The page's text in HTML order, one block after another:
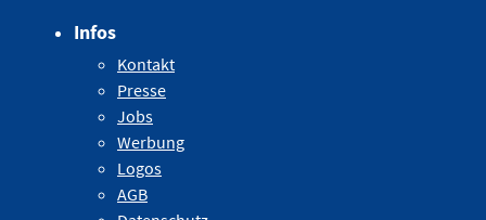
Infos
Kontakt
Presse
Jobs
Werbung
Logos
AGB